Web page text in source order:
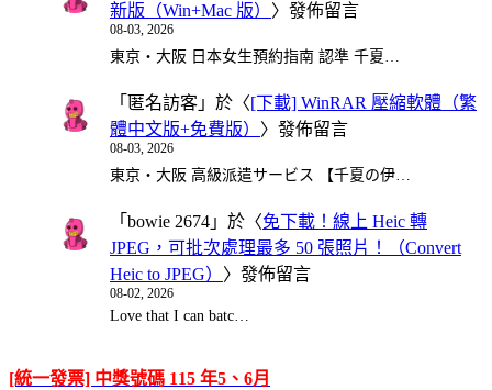
新版（Win+Mac 版） 〉發佈留言
08-03, 2026
東京・大阪 日本女生預約指南 認準 千夏…
「 匿名訪客 」於〈[下載] WinRAR 壓縮軟體（繁
體中文版+免費版） 〉發佈留言
08-03, 2026
東京・大阪 高級派遣サービス 【千夏の伊…
「 bowie 2674 」於〈免下載！線上 Heic 轉
JPEG，可批次處理最多 50 張照片！（Convert
Heic to JPEG） 〉發佈留言
08-02, 2026
Love that I can batc…
[統一發票] 中獎號碼 115 年5、6月